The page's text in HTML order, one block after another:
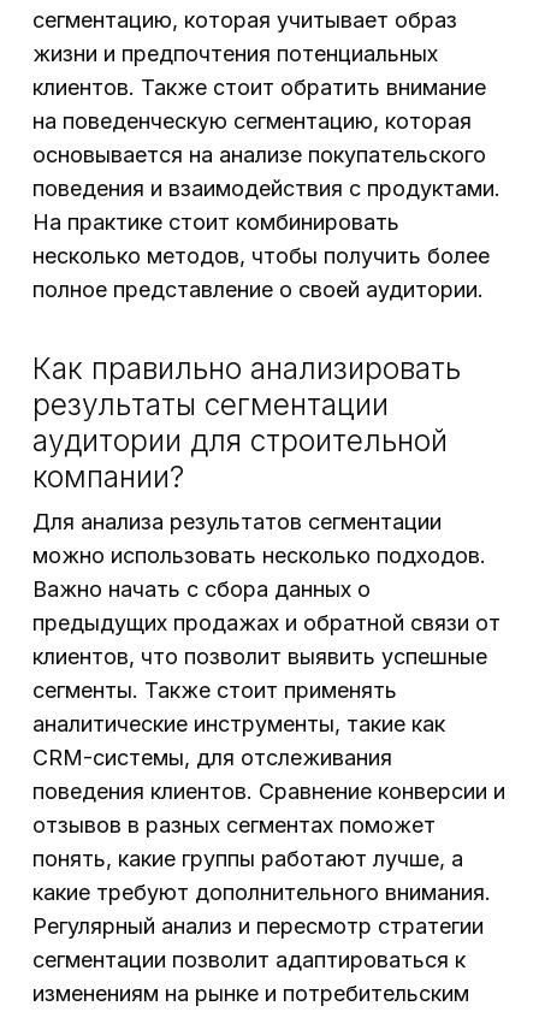
сегментацию, которая учитывает образ
жизни и предпочтения потенциальных
клиентов. Также стоит обратить внимание
на поведенческую сегментацию, которая
основывается на анализе покупательского
поведения и взаимодействия с продуктами.
На практике стоит комбинировать
несколько методов, чтобы получить более
полное представление о своей аудитории.
Как правильно анализировать
результаты сегментации
аудитории для строительной
компании?
Для анализа результатов сегментации
можно использовать несколько подходов.
Важно начать с сбора данных о
предыдущих продажах и обратной связи от
клиентов, что позволит выявить успешные
сегменты. Также стоит применять
аналитические инструменты, такие как
CRM-системы, для отслеживания
поведения клиентов. Сравнение конверсии и
отзывов в разных сегментах поможет
понять, какие группы работают лучше, а
какие требуют дополнительного внимания.
Регулярный анализ и пересмотр стратегии
сегментации позволит адаптироваться к
изменениям на рынке и потребительским